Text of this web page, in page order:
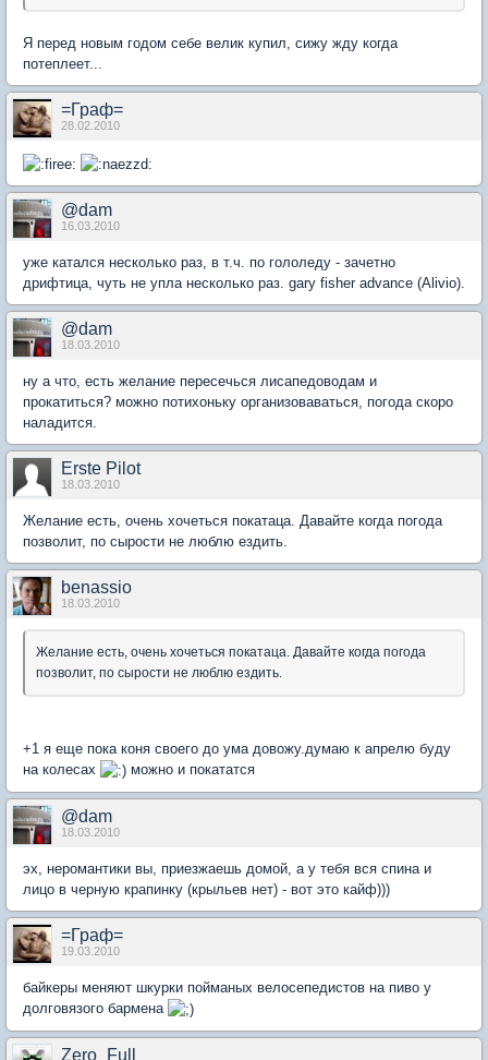
Я перед новым годом себе велик купил, сижу жду когда
потеплеет...
=Граф=
28.02.2010
@dam
16.03.2010
уже катался несколько раз, в т.ч. по гололеду - зачетно
дрифтица, чуть не упла несколько раз. gary fisher advance (Alivio).
@dam
18.03.2010
ну а что, есть желание пересечься лисапедоводам и
прокатиться? можно потихоньку организоваваться, погода скоро
наладится.
Erste Pilot
18.03.2010
Желание есть, очень хочеться покатаца. Давайте когда погода
позволит, по сырости не люблю ездить.
benassio
18.03.2010
Желание есть, очень хочеться покатаца. Давайте когда погода
позволит, по сырости не люблю ездить.
+1 я еще пока коня своего до ума довожу.думаю к апрелю буду
на колесах
можно и покататся
@dam
18.03.2010
эх, неромантики вы, приезжаешь домой, а у тебя вся спина и
лицо в черную крапинку (крыльев нет) - вот это кайф)))
=Граф=
19.03.2010
байкеры меняют шкурки пойманых велосепедистов на пиво у
долговязого бармена
Zero_Full